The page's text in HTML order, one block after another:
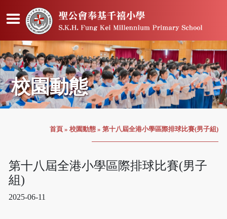
校園動態
首頁 » 校園動態 » 第十八屆全港小學區際排球比賽(男子組)
第十八屆全港小學區際排球比賽(男子
組)
2025-06-11